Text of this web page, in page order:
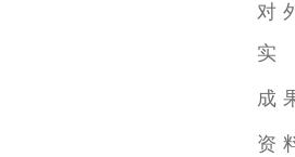
对
实
国家
虚拟实践
传媒实验
虚拟仿真
跨学科综合
数字图像
成
资